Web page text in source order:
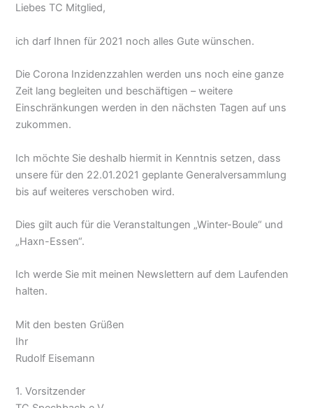
Liebes TC Mitglied,
ich darf Ihnen für 2021 noch alles Gute wünschen.
Die Corona Inzidenzzahlen werden uns noch eine ganze
Zeit lang begleiten und beschäftigen – weitere
Einschränkungen werden in den nächsten Tagen auf uns
zukommen.
Ich möchte Sie deshalb hiermit in Kenntnis setzen, dass
unsere für den 22.01.2021 geplante Generalversammlung
bis auf weiteres verschoben wird.
Dies gilt auch für die Veranstaltungen „Winter-Boule“ und
„Haxn-Essen“.
Ich werde Sie mit meinen Newslettern auf dem Laufenden
halten.
Mit den besten Grüßen
Ihr
Rudolf Eisemann
1. Vorsitzender